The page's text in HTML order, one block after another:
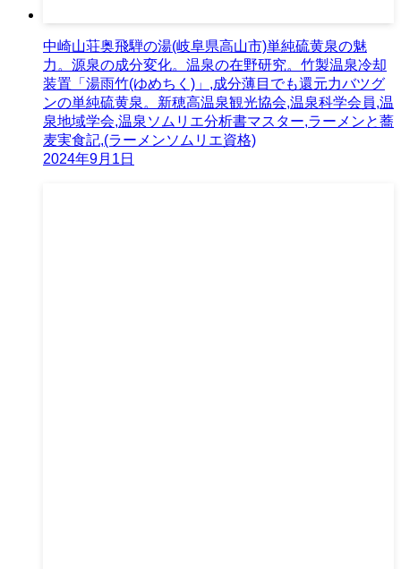
中崎山荘奥飛騨の湯(岐阜県高山市)単純硫黄泉の魅
力。源泉の成分変化。温泉の在野研究。竹製温泉冷却
装置「湯雨竹(ゆめちく)」,成分薄目でも還元力バツグ
ンの単純硫黄泉。新穂高温泉観光協会,温泉科学会員,温
泉地域学会,温泉ソムリエ分析書マスター,ラーメンと蕎
麦実食記,(ラーメンソムリエ資格)
2024年9月1日